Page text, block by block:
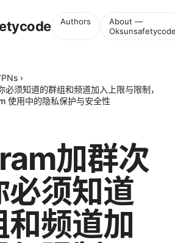
Authors
About —
›
须知道的群组和频道加入上限与限制，
使用中的隐私保护与安全性
加群次
必须知道
和频道加